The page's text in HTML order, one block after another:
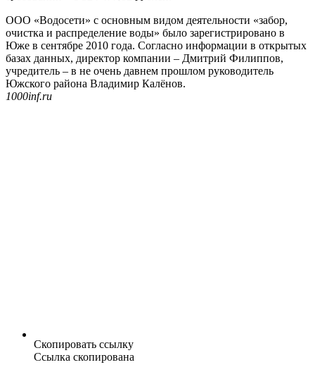
ООО «Водосети» с основным видом деятельности «забор,
очистка и распределение воды» было зарегистрировано в
Юже в сентябре 2010 года. Согласно информации в открытых
базах данных, директор компании – Дмитрий Филиппов,
учредитель – в не очень давнем прошлом руководитель
Южского района Владимир Калёнов.
1000inf.ru
Скопировать ссылку
Ссылка скопирована